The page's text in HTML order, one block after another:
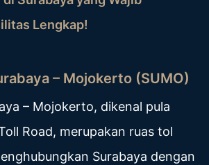
Lengkap!
– Mojokerto (SUMO)
– Mojokerto, dikenal pula
Road, merupakan ruas tol
Surabaya dengan